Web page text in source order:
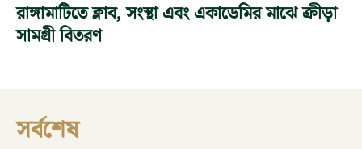
রাঙ্গামাটিতে ক্লাব, সংস্থা এবং একাডেমির মাঝে ক্রীড়া
সামগ্রী বিতরণ
সর্বশেষ